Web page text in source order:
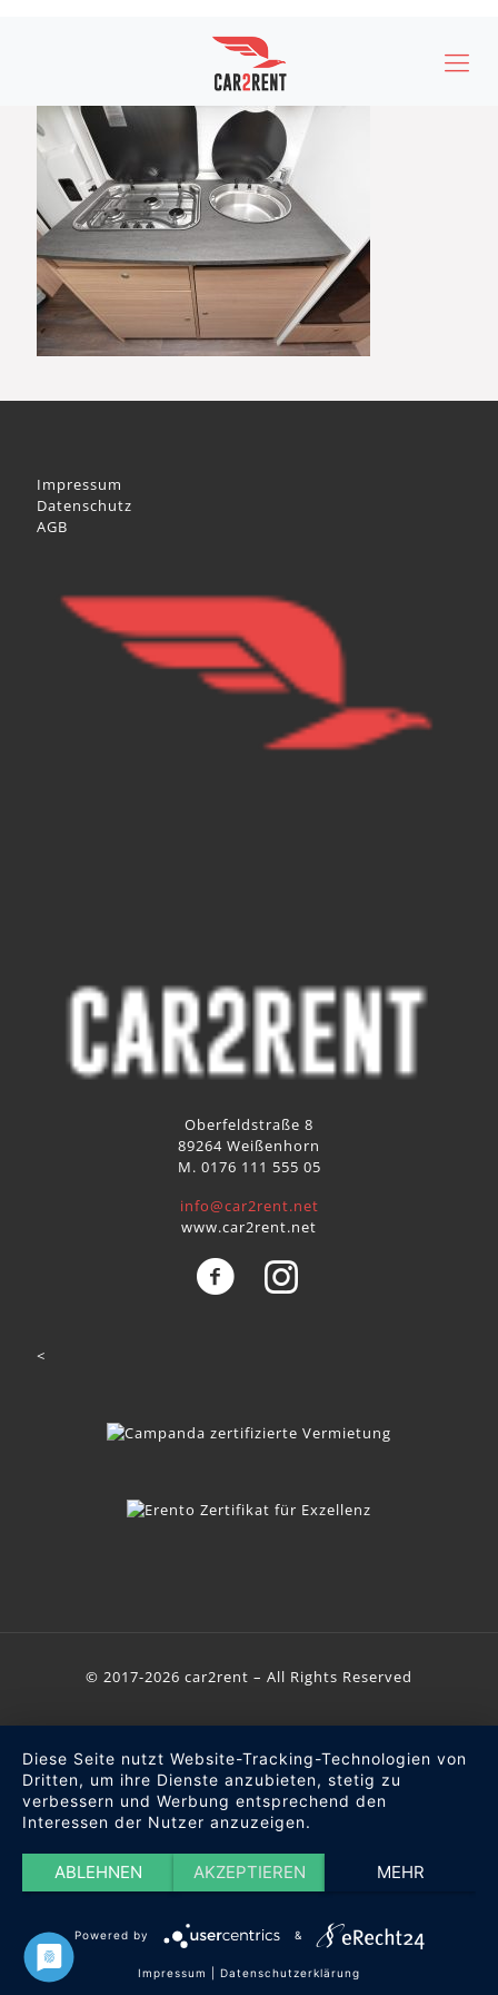
Impressum
Datenschutz
AGB
Oberfeldstraße 8
89264 Weißenhorn
M. 0176 111 555 05
info@car2rent.net
www.car2rent.net
<
© 2017-2026 car2rent – All Rights Reserved
Diese Seite nutzt Website-Tracking-Technologien von
Dritten, um ihre Dienste anzubieten, stetig zu
verbessern und Werbung entsprechend den
Interessen der Nutzer anzuzeigen.
ABLEHNEN AKZEPTIEREN MEHR
Powered by &
Impressum Datenschutzerklärung